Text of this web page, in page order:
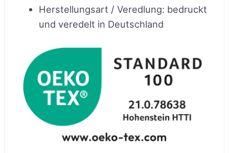
Herstellungsart / Veredlung: bedruckt
und veredelt in Deutschland